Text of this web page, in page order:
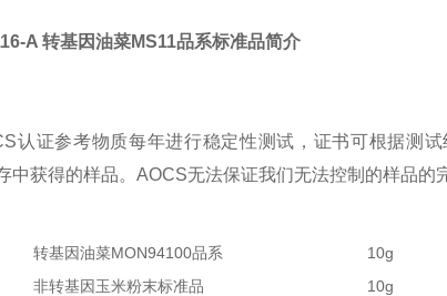
A 转基因油菜MS11品系标准品简介
证参考物质每年进行稳定性测试，证书可根据测试
中获得的样品。AOCS无法保证我们无法控制的样品的
转基因油菜MON94100品系
10g
非转基因玉米粉末标准品
10g